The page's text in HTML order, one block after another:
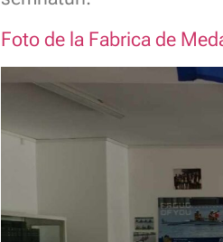
Foto de la Fabrica de